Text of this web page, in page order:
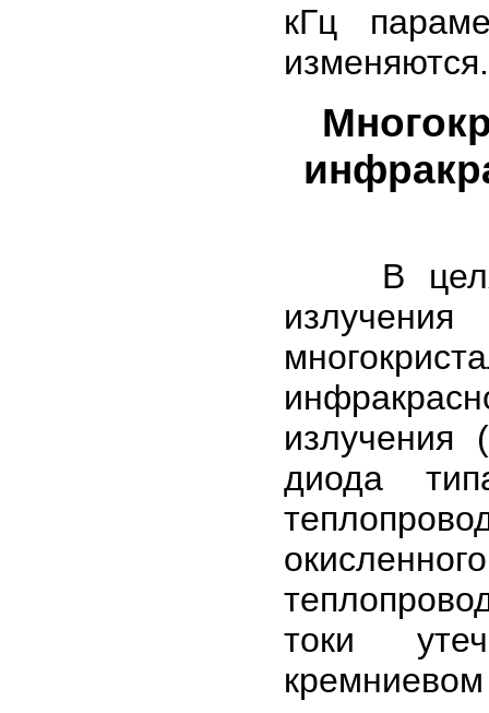
кГц
изменяются.
В целях
диода
токи